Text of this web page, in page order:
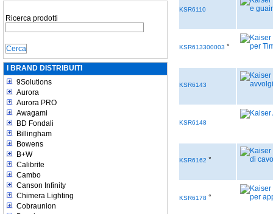
Ricerca prodotti
I BRAND DISTRIBUITI
9Solutions
Aurora
Aurora PRO
Awagami
BD Fondali
Billingham
Bowens
B+W
Calibrite
Cambo
Canson Infinity
Chimera Lighting
Cobraunion
KSR6110
KSR613300003 °
KSR6143
KSR6148
KSR6162 °
KSR6178 °